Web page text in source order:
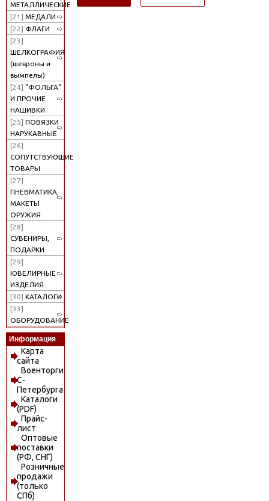
МЕТАЛЛИЧЕСКИЕ
[21] МЕДАЛИ
[22] ФЛАГИ
[23]
ШЕЛКОГРАФИЯ
(шевроны и
вымпелы)
[24] "ФОЛЬГА"
И ПРОЧИЕ
НАШИВКИ
[25] ПОВЯЗКИ
НАРУКАВНЫЕ
[26]
СОПУТСТВУЮЩИЕ
ТОВАРЫ
[27]
ПНЕВМАТИКА,
МАКЕТЫ
ОРУЖИЯ
[28]
СУВЕНИРЫ,
ПОДАРКИ
[29]
ЮВЕЛИРНЫЕ
ИЗДЕЛИЯ
[30] КАТАЛОГИ
[33]
ОБОРУДОВАНИЕ
Информация
Карта
сайта
Военторги
С-
Петербурга
Каталоги
(PDF)
Прайс-
лист
Оптовые
поставки
(РФ, СНГ)
Розничные
продажи
(только
СПб)